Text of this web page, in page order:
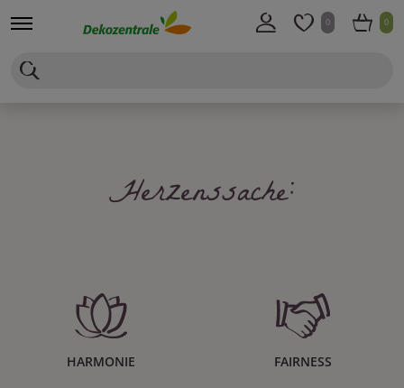
0 0
Herzenssache:
HARMONIE FAIRNESS